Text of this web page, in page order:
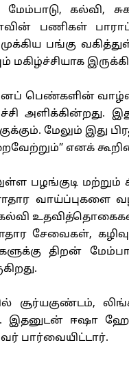
மேம்பாடு, கல்வி,
பணிகள்
பங்கு
பெண்களின்
அளிக்கின்றது.
மேலும் இது
எனக்
மற்றும்
வாய்ப்புகளை
சேவைகள்,
திறன்
இதனுடன் ஈஷா
பார்வையிட்டார்.